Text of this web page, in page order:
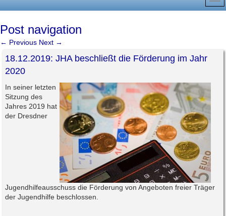
Post navigation
← Previous Next →
18.12.2019: JHA beschließt die Förderung im Jahr
2020
In seiner letzten
Sitzung des
Jahres 2019 hat
der Dresdner
Jugendhilfeausschuss die Förderung von Angeboten freier Träger
der Jugendhilfe beschlossen.